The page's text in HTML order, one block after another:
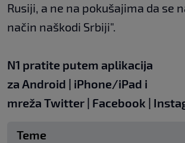
Rusiji, a ne na pokušajima da se
način naškodi Srbiji".
N1 pratite putem aplikacija
za Android | iPhone/iPad i
mreža Twitter | Facebook |
Teme